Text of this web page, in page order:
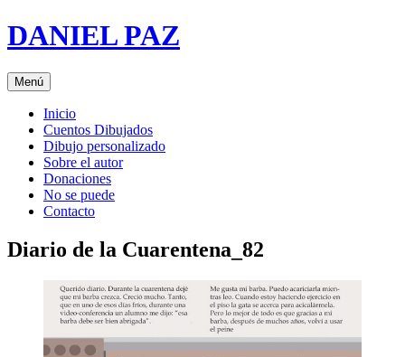
Saltar
al
DANIEL PAZ
Menú
Inicio
Cuentos Dibujados
Dibujo personalizado
Sobre el autor
Donaciones
No se puede
Contacto
Diario de la Cuarentena_82